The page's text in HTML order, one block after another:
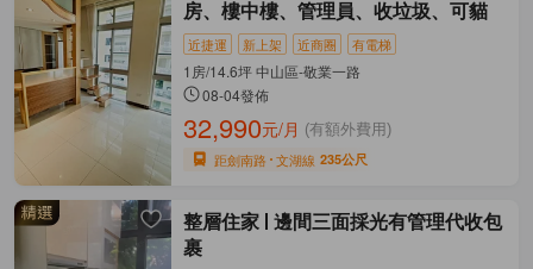
房、樓中樓、管理員、收垃圾、可貓
近捷運 新上架 近商圈 有電梯
1房/14.6坪 中山區-敬業一路
08-04發佈
32,990元/月 (有額外費用)
距劍南路 文湖線 235公尺
整層住家
邊間三面採光有管理代收包
裹